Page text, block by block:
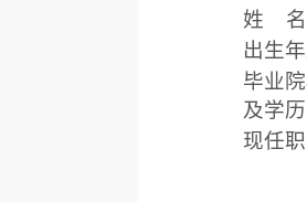
姓 名
出生
毕业
及学历
现任